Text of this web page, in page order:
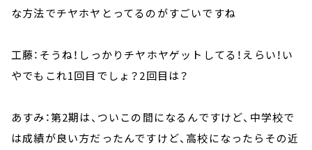
な方法でチヤホヤとってるのがすごいですね
工藤：そうね！しっかりチヤホヤゲットしてる！えらい！い
やでもこれ1回目でしょ？2回目は？
あすみ：第2期は、ついこの間になるんですけど、中学校で
は成績が良い方だったんですけど、高校になったらその近